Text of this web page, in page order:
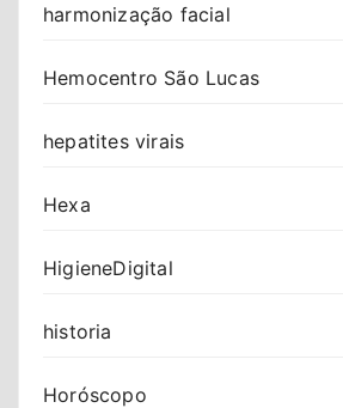
harmonização facial
Hemocentro São Lucas
hepatites virais
Hexa
HigieneDigital
historia
Horóscopo